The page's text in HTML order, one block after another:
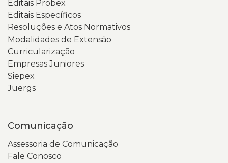
Editais Probex
Editais Específicos
Resoluções e Atos Normativos
Modalidades de Extensão
Curricularização
Empresas Juniores
Siepex
Juergs
Comunicação
Assessoria de Comunicação
Fale Conosco